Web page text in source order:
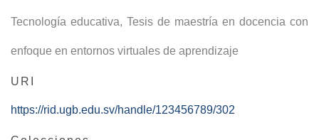
Tecnología educativa, Tesis de maestría en docencia con
enfoque en entornos virtuales de aprendizaje
URI
https://rid.ugb.edu.sv/handle/123456789/302